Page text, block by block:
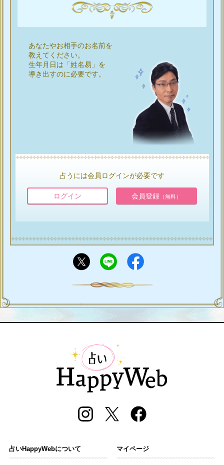
あなたやお相手のお名前を
教えてください。
生年月日は「姓名易」を
導き出すのに必要です。
占うには会員ログインが必要です
ログイン 会員登録（無料）
占いHappyWebについて マイページ